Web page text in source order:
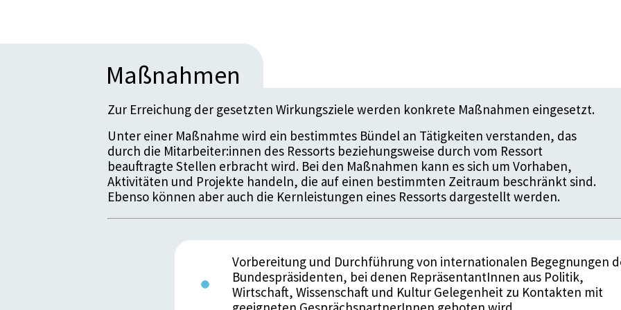
Maßnahmen
Zur Erreichung der gesetzten Wirkungsziele werden konkrete Maßnahmen eingesetzt.
Unter einer Maßnahme wird ein bestimmtes Bündel an Tätigkeiten verstanden, das
durch die Mitarbeiter:innen des Ressorts beziehungsweise durch vom Ressort
beauftragte Stellen erbracht wird. Bei den Maßnahmen kann es sich um Vorhaben,
Aktivitäten und Projekte handeln, die auf einen bestimmten Zeitraum beschränkt sind.
Ebenso können aber auch die Kernleistungen eines Ressorts dargestellt werden.
Vorbereitung und Durchführung von internationalen Begegnungen
Bundespräsidenten, bei denen RepräsentantInnen aus Politik,
Wirtschaft, Wissenschaft und Kultur Gelegenheit zu Kontakten mit